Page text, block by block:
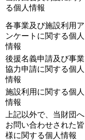
る個人情報
各事業及び施設利用ア
ンケートに関する個人
情報
後援名義申請及び事業
協力申請に関する個人
情報
施設利用に関する個人
情報
上記以外で、当財団へ
お問い合わせされた皆
様に関する個人情報